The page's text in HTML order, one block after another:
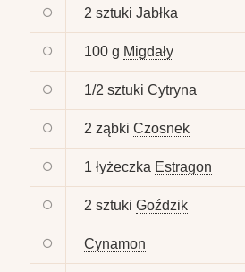
2 sztuki Jabłka
100 g Migdały
1/2 sztuki Cytryna
2 ząbki Czosnek
1 łyżeczka Estragon
2 sztuki Goździk
Cynamon